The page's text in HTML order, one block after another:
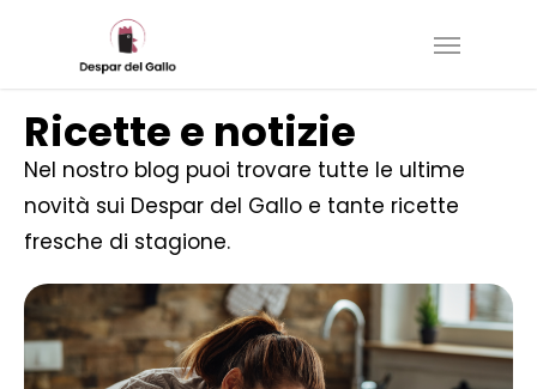
content
Ricette e notizie
Nel nostro blog puoi trovare tutte le ultime
novità sui Despar del Gallo e tante ricette
fresche di stagione.